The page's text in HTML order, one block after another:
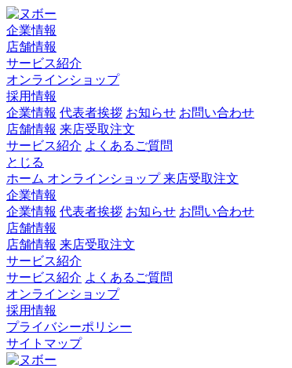
企業情報
店舗情報
サービス紹介
オンラインショップ
採用情報
企業情報 代表者挨拶 お知らせ お問い合わせ
店舗情報 来店受取注文
サービス紹介 よくあるご質問
とじる
ホーム オンラインショップ来店受取注文
企業情報
企業情報 代表者挨拶 お知らせ お問い合わせ
店舗情報
店舗情報 来店受取注文
サービス紹介
サービス紹介 よくあるご質問
オンラインショップ
採用情報
プライバシーポリシー
サイトマップ